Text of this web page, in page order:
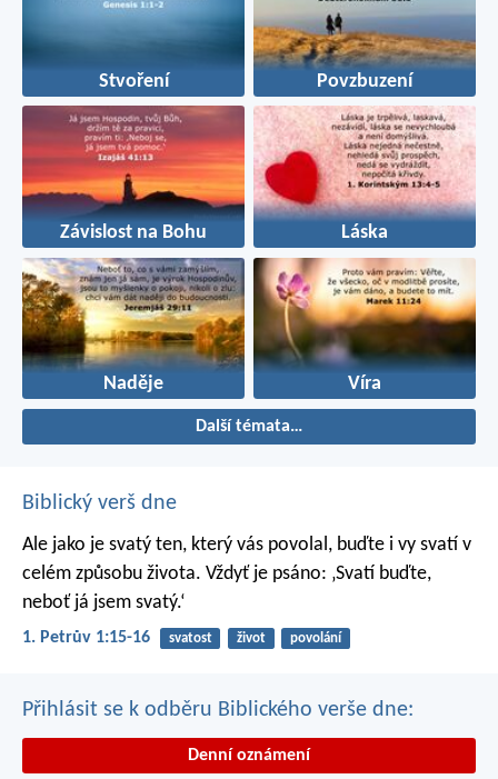
Stvoření Povzbuzení
Závislost na Bohu Láska
Naděje Víra
Další témata…
Biblický verš dne
Ale jako je svatý ten, který vás povolal, buďte i vy svatí v
celém způsobu života. Vždyť je psáno: ‚Svatí buďte,
neboť já jsem svatý.‘
1. Petrův 1:15-16 svatost život povolání
Přihlásit se k odběru Biblického verše dne:
Denní oznámení